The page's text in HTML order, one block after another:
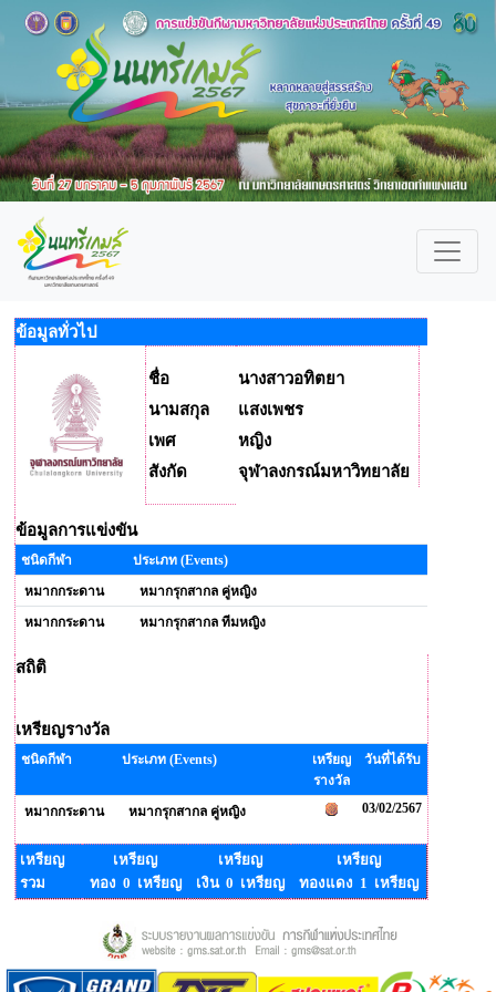
ข้อมูลทั่วไป
ชื่อ
นางสาวอทิตยา
นามสกุล
แสงเพชร
เพศ
หญิง
สังกัด
จุฬาลงกรณ์มหาวิทยาลัย
ข้อมูลการแข่งขัน
ชนิดกีฬา
ประเภท (Events)
หมากกระดาน
หมากรุกสากล คู่หญิง
หมากกระดาน
หมากรุกสากล ทีมหญิง
สถิติ
เหรียญรางวัล
ชนิดกีฬา ประเภท (Events)
เหรียญ
รางวัล
วันที่ได้รับ
หมากกระดาน หมากรุกสากล คู่หญิง 03/02/2567
เหรียญ
รวม
เหรียญ
ทอง 0 เหรียญ
เหรียญ
เงิน 0 เหรียญ
เหรียญ
ทองแดง 1 เหรียญ